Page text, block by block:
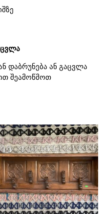
დაბრუნება ან გაცვლა
შეამოწმოთ